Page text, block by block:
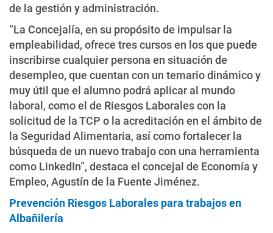
de la gestión y administración.
“La Concejalía, en su propósito de impulsar la
empleabilidad, ofrece tres cursos en los que puede
inscribirse cualquier persona en situación de
desempleo, que cuentan con un temario dinámico y
muy útil que el alumno podrá aplicar al mundo
laboral, como el de Riesgos Laborales con la
solicitud de la TCP o la acreditación en el ámbito de
la Seguridad Alimentaria, así como fortalecer la
búsqueda de un nuevo trabajo con una herramienta
como LinkedIn”, destaca el concejal de Economía y
Empleo, Agustín de la Fuente Jiménez.
Prevención Riesgos Laborales para trabajos en
Albañilería